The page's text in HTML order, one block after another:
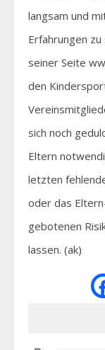
langsam und
Erfahrungen
seiner Seite
den
sich noch
Eltern
letzten
oder das
gebotenen
lassen. (ak)